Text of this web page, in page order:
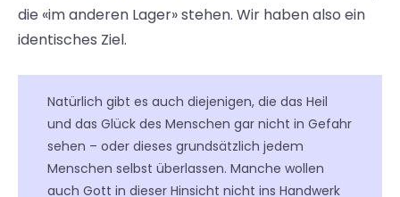
die «im anderen Lager» stehen. Wir haben also ein
identisches Ziel.
Natürlich gibt es auch diejenigen, die das Heil
und das Glück des Menschen gar nicht in Gefahr
sehen – oder dieses grundsätzlich jedem
Menschen selbst überlassen. Manche wollen
auch Gott in dieser Hinsicht nicht ins Handwerk